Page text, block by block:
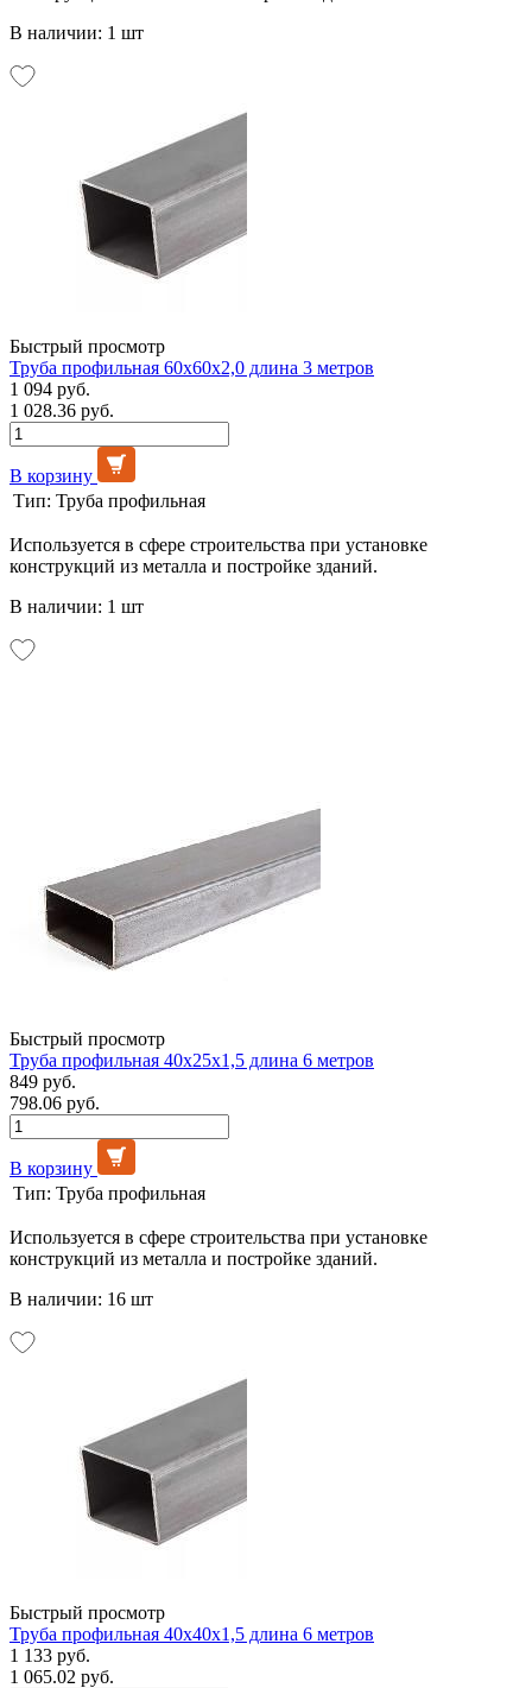
В наличии: 1 шт
Быстрый просмотр
Труба профильная 60х60х2,0 длина 3 метров
1 094 руб.
1 028.36 руб.
В корзину
Тип: Труба профильная
Используется в сфере строительства при установке
конструкций из металла и постройке зданий.
В наличии: 1 шт
Быстрый просмотр
Труба профильная 40х25х1,5 длина 6 метров
849 руб.
798.06 руб.
В корзину
Тип: Труба профильная
Используется в сфере строительства при установке
конструкций из металла и постройке зданий.
В наличии: 16 шт
Быстрый просмотр
Труба профильная 40х40х1,5 длина 6 метров
1 133 руб.
1 065.02 руб.